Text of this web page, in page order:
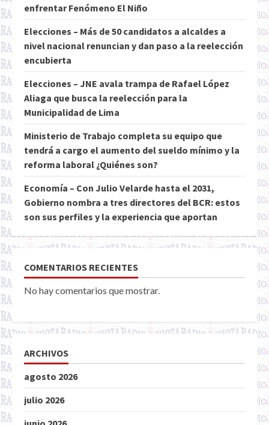
enfrentar Fenómeno El Niño
Elecciones – Más de 50 candidatos a alcaldes a
nivel nacional renuncian y dan paso a la reelección
encubierta
Elecciones – JNE avala trampa de Rafael López
Aliaga que busca la reelección para la
Municipalidad de Lima
Ministerio de Trabajo completa su equipo que
tendrá a cargo el aumento del sueldo mínimo y la
reforma laboral ¿Quiénes son?
Economía – Con Julio Velarde hasta el 2031,
Gobierno nombra a tres directores del BCR: estos
son sus perfiles y la experiencia que aportan
COMENTARIOS RECIENTES
No hay comentarios que mostrar.
ARCHIVOS
agosto 2026
julio 2026